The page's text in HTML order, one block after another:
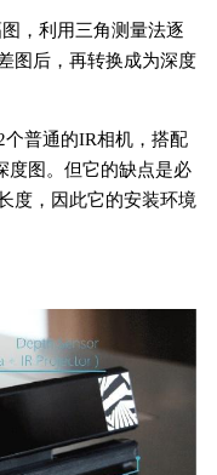
，利用三角测量法逐
图后，再转换成为深度
普通的IR相机，搭配
度图。但它的缺点是必
度，因此它的安装环境